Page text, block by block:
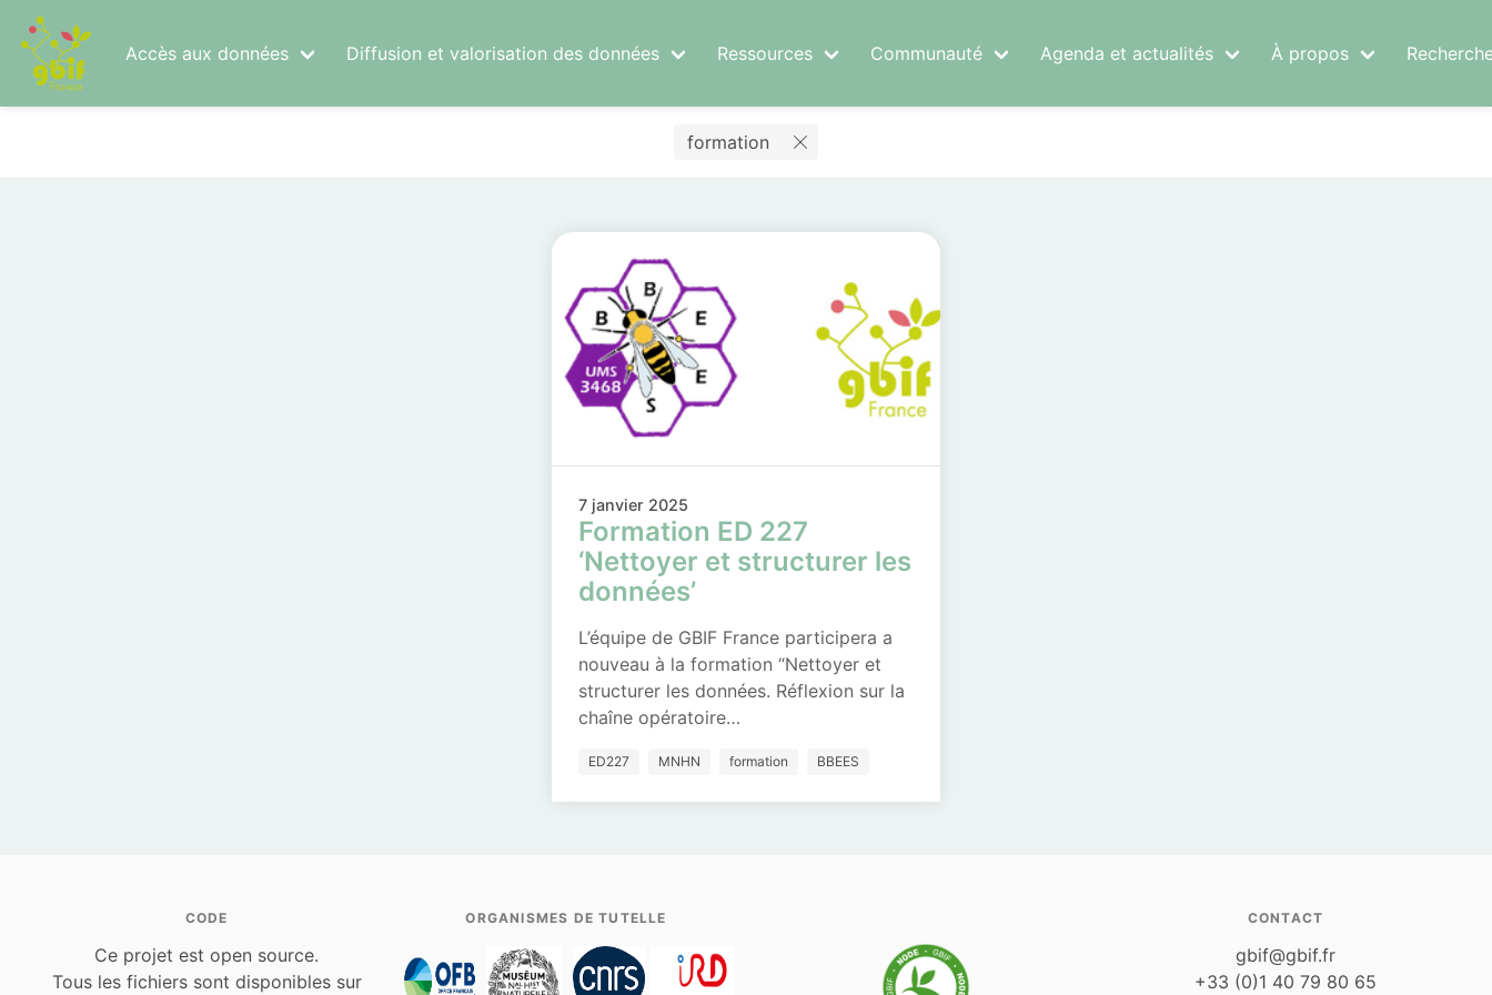
Accès aux données Diffusion et valorisation des données Ressources Communauté Agenda et actualités À propos
formation
7 janvier 2025
Formation ED 227
‘Nettoyer et structurer les
données’
L’équipe de GBIF France participera a
nouveau à la formation “Nettoyer et
structurer les données. Réflexion sur la
chaîne opératoire…
ED227 MNHN formation BBEES
CODE
Ce projet est open source.
Tous les fichiers sont disponibles sur
ORGANISMES DE TUTELLE CONTACT
gbif@gbif.fr
+33 (0)1 40 79 80 65